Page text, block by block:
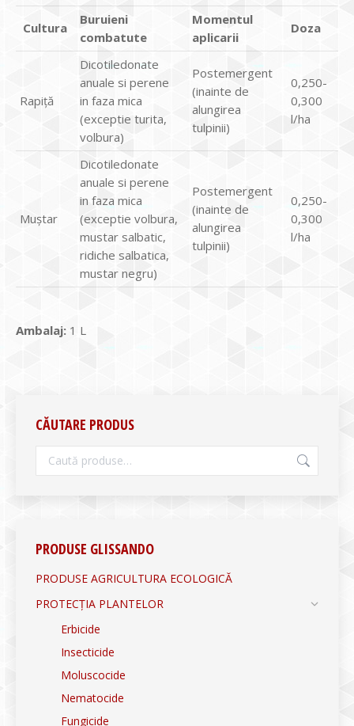
Cultura
Buruieni
combatute
Momentul
aplicarii
Doza
Rapiță
Dicotiledonate
anuale si perene
in faza mica
(exceptie turita,
volbura)
Postemergent
(inainte de
alungirea
tulpinii)
0,250-
0,300
l/ha
Muștar
Dicotiledonate
anuale si perene
in faza mica
(exceptie volbura,
mustar salbatic,
ridiche salbatica,
mustar negru)
Postemergent
(inainte de
alungirea
tulpinii)
0,250-
0,300
l/ha
Ambalaj: 1 L
CĂUTARE PRODUS
PRODUSE GLISSANDO
PRODUSE AGRICULTURA ECOLOGICĂ
PROTECȚIA PLANTELOR
Erbicide
Insecticide
Moluscocide
Nematocide
Fungicide